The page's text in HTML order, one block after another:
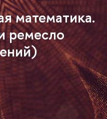
математика.
ремесло